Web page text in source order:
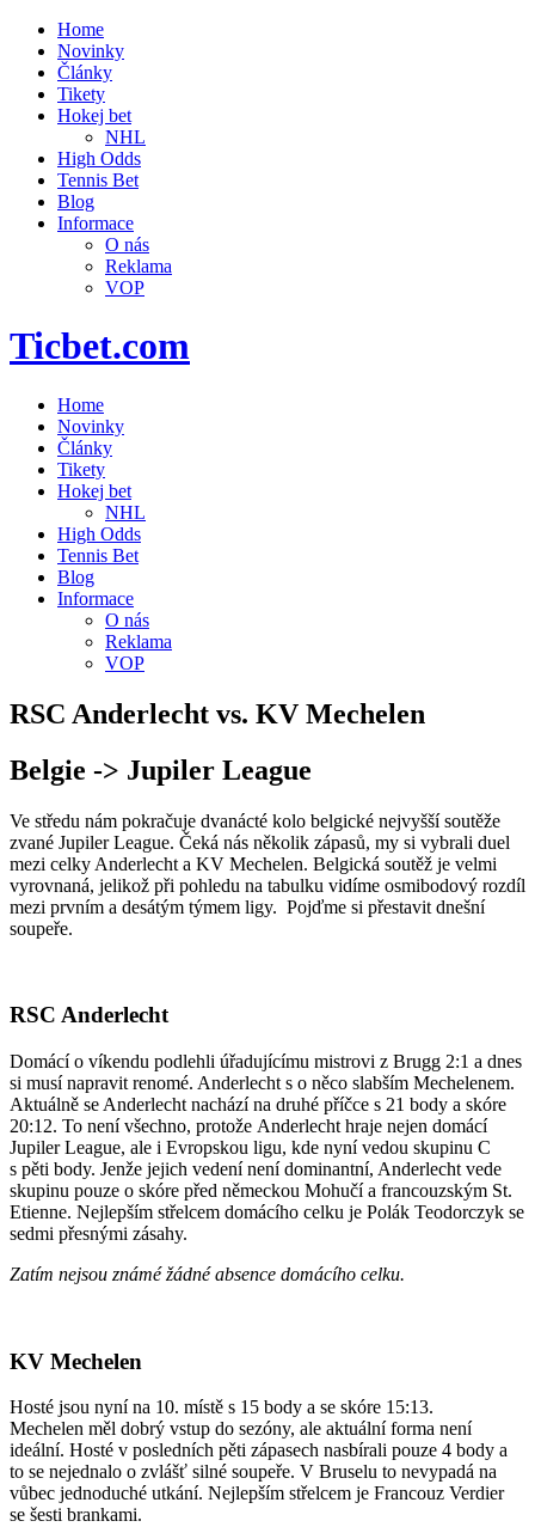
Home
Novinky
Články
Tikety
Hokej bet
NHL
High Odds
Tennis Bet
Blog
Informace
O nás
Reklama
VOP
Ticbet.com
Home
Novinky
Články
Tikety
Hokej bet
NHL
High Odds
Tennis Bet
Blog
Informace
O nás
Reklama
VOP
RSC Anderlecht vs. KV Mechelen
Belgie -> Jupiler League
Ve středu nám pokračuje dvanácté kolo belgické nejvyšší soutěže
zvané Jupiler League. Čeká nás několik zápasů, my si vybrali duel
mezi celky Anderlecht a KV Mechelen. Belgická soutěž je velmi
vyrovnaná, jelikož při pohledu na tabulku vidíme osmibodový rozdíl
mezi prvním a desátým týmem ligy. Pojďme si přestavit dnešní
soupeře.
RSC Anderlecht
Domácí o víkendu podlehli úřadujícímu mistrovi z Brugg 2:1 a dnes
si musí napravit renomé. Anderlecht s o něco slabším Mechelenem.
Aktuálně se Anderlecht nachází na druhé příčce s 21 body a skóre
20:12. To není všechno, protože Anderlecht hraje nejen domácí
Jupiler League, ale i Evropskou ligu, kde nyní vedou skupinu C
s pěti body. Jenže jejich vedení není dominantní, Anderlecht vede
skupinu pouze o skóre před německou Mohučí a francouzským St.
Etienne. Nejlepším střelcem domácího celku je Polák Teodorczyk se
sedmi přesnými zásahy.
Zatím nejsou známé žádné absence domácího celku.
KV Mechelen
Hosté jsou nyní na 10. místě s 15 body a se skóre 15:13.
Mechelen měl dobrý vstup do sezóny, ale aktuální forma není
ideální. Hosté v posledních pěti zápasech nasbírali pouze 4 body a
to se nejednalo o zvlášť silné soupeře. V Bruselu to nevypadá na
vůbec jednoduché utkání. Nejlepším střelcem je Francouz Verdier
se šesti brankami.